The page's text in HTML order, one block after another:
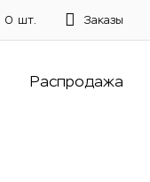
0 шт. Заказы
Распродажа